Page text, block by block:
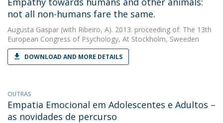
not all non-humans fare the same.
Augusta Gaspar (with Ribeiro, A). 2013. proceeding of: The 13th
European Congress of Psychology, At Stockholm, Sweeden
DOWNLOAD AND MORE DETAILS
OUTRAS
Empatia Emocional em Adolescentes e Adultos –
as novidades de percurso